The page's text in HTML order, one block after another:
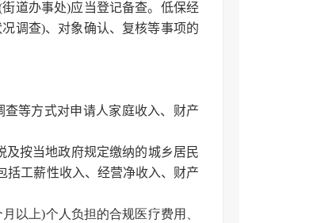
道办事处)应当登记备查。低保经
调查)、对象确认、复核等事项的
等方式对申请人家庭收入、财产
按当地政府规定缴纳的城乡居民
括工薪性收入、经营净收入、财产
以上)个人负担的合规医疗费用、